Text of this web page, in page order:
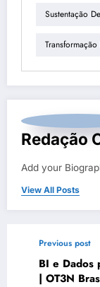
Sustentação
Redação
Add your
View All Posts
Previous post
BI e Dados
| OT3N